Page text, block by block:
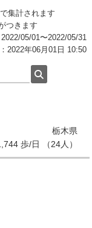
集計されます
つきます
05/01〜2022/05/31
2022年06月01日 10:50
栃木県
歩/日 （24人）